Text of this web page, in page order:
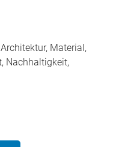
Material,
Nachhaltigkeit,